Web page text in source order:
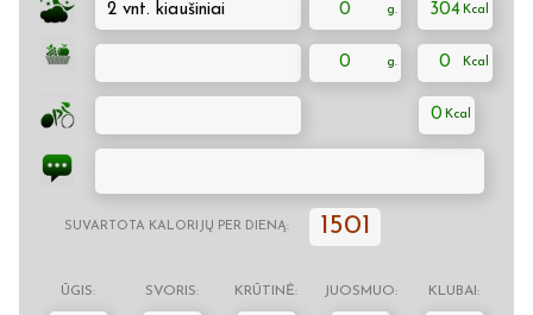
2 vnt. kiaušiniai 0 304
0 0
0
SUVARTOTA KALORIJŲ PER DIENĄ: 1501
ŪGIS: SVORIS: KRŪTINĖ: JUOSMUO: KLUBAI: